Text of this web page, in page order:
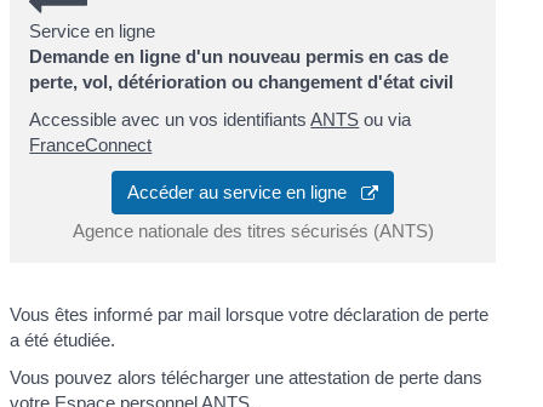
Service en ligne
Demande en ligne d'un nouveau permis en cas de
perte, vol, détérioration ou changement d'état civil
Accessible avec un vos identifiantsANTS ou via
FranceConnect
Accéder au service en ligne
Agence nationale des titres sécurisés (ANTS)
Vous êtes informé par mail lorsque votre déclaration de perte
a été étudiée.
Vous pouvez alors télécharger une attestation de perte dans
votre Espace personnel ANTS.